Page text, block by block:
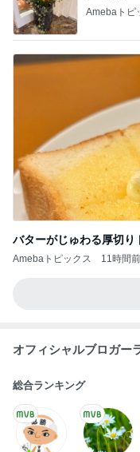
Amebaトピ
バターがじゅわる厚切り
Amebaトピックス 11時間前
オフィシャルブロガー
総合ランキング